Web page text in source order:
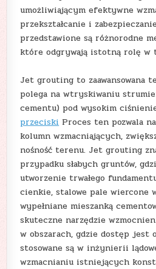
umożliwiającym efektywne
przekształcanie i
przedstawione są różnorodne
które odgrywają istotną rolę w
Jet grouting to zaawansowana
polega na wtryskiwaniu
cementu) pod wysokim
przeciski Proces ten pozwala
kolumn wzmacniających,
nośność terenu. Jet grouting
przypadku słabych gruntów,
utworzenie trwałego
cienkie, stalowe pale wiercone
wypełniane mieszanką
skuteczne narzędzie
w obszarach, gdzie dostęp jest
stosowane są w inżynierii
wzmacnianiu istniejących